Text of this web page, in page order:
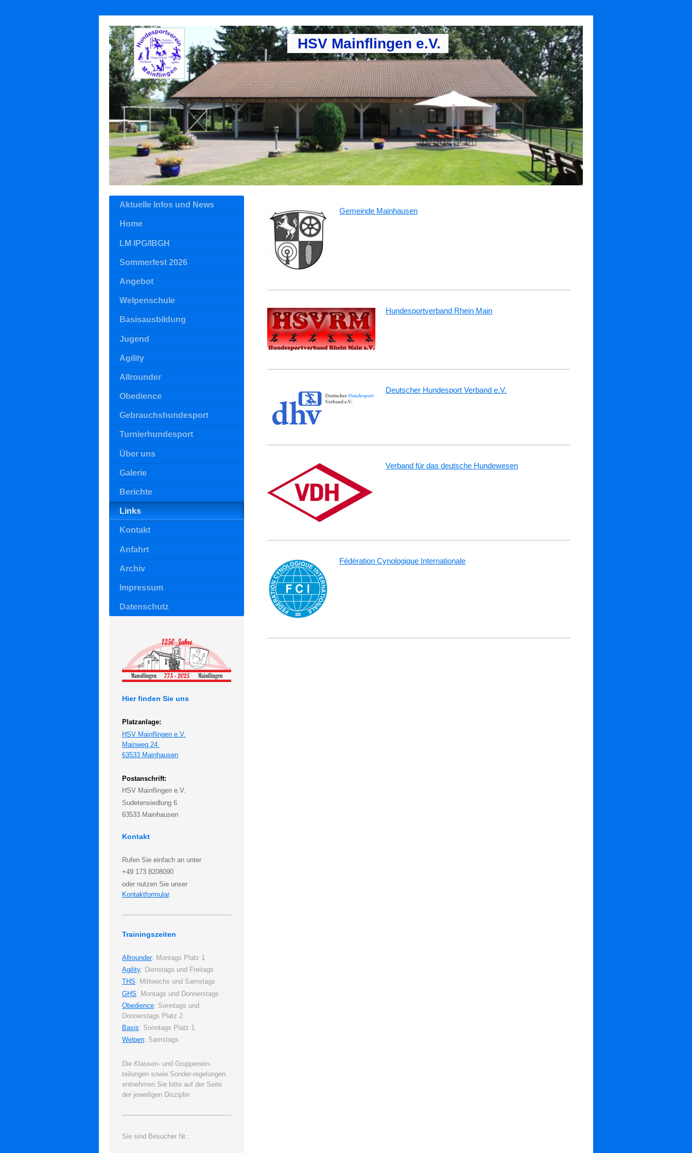
HSV Mainflingen e.V.
Gemeinde Mainhausen
Hundesportverband Rhein Main
Deutscher Hundesport Verband e.V.
Verband für das deutsche Hundewesen
Fédération Cynologique Internationale
Aktuelle Infos und News
Home
LM IPG/IBGH
Sommerfest 2026
Angebot
Welpenschule
Basisausbildung
Jugend
Agility
Allrounder
Obedience
Gebrauchshundesport
Turnierhundesport
Über uns
Galerie
Berichte
Links
Kontakt
Anfahrt
Archiv
Impressum
Datenschutz
Hier finden Sie uns
Platzanlage:
HSV Mainflingen e.V.
Mainweg 24
63533 Mainhausen
Postanschrift:
HSV Mainflingen e.V.
Sudetensiedlung 6
63533 Mainhausen
Kontakt
Rufen Sie einfach an unter
+49 173 8208090
oder nutzen Sie unser
Kontaktformular.
Trainingszeiten
Allrounder: Montags Platz 1
Agility: Dienstags und Freitags
THS: Mittwochs und Samstags
GHS: Montags und Donnerstags
Obedience: Sonntags und
Donnerstags Platz 2
Basis: Sonntags Platz 1
Welpen: Samstags
Die Klassen- und Gruppenein-
teilungen sowie Sonder-regelungen
entnehmen Sie bitte auf der Seite
der jeweiligen Disziplin
Sie sind Besucher Nr.: